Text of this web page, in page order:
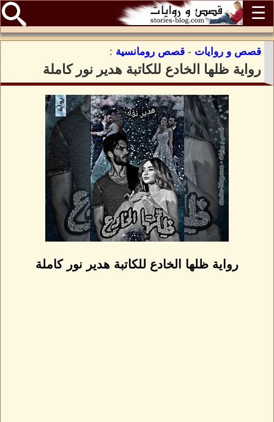
☰
قصص و روايات - قصص رومانسية :
رواية ظلها الخادع للكاتبة هدير نور كاملة
رواية ظلها الخادع للكاتبة هدير نور كاملة